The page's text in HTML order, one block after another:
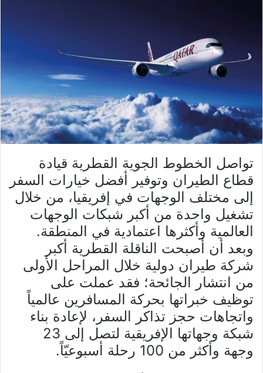
تواصل الخطوط الجوية القطرية قيادة
قطاع الطيران وتوفير أفضل خيارات السفر
إلى مختلف الوجهات في إفريقيا، من خلال
تشغيل واحدة من أكبر شبكات الوجهات
العالمية وأكثرها اعتمادية في المنطقة.
وبعد أن أصبحت الناقلة القطرية أكبر
شركة طيران دولية خلال المراحل الأولى
من انتشار الجائحة؛ فقد عملت على
توظيف خبراتها بحركة المسافرين عالمياً
واتجاهات حجز تذاكر السفر، لإعادة بناء
شبكة وجهاتها الإفريقية لتصل إلى 23
وجهة وأكثر من 100 رحلة أسبوعيّاً.